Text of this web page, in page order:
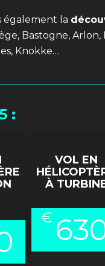
également la
Bastogne, Arlon,
Knokke…
:
VOL EN
À
€